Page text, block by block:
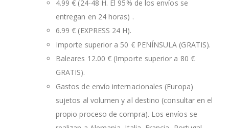
4.99 € (24-48 H. El 95% de los envíos se
entregan en 24 horas) .
6.99 € (EXPRESS 24 H).
Importe superior a 50 € PENÍNSULA (GRATIS).
Baleares 12.00 € (Importe superior a 80 €
GRATIS).
Gastos de envío internacionales (Europa)
sujetos al volumen y al destino (consultar en el
propio proceso de compra). Los envíos se